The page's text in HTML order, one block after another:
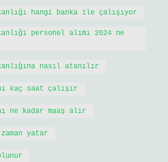
hangi banka ile çalışıyor
personel alımı 2024 ne
nasıl atanılır
kaç saat çalışır
ne kadar maaş alır
zaman yatar